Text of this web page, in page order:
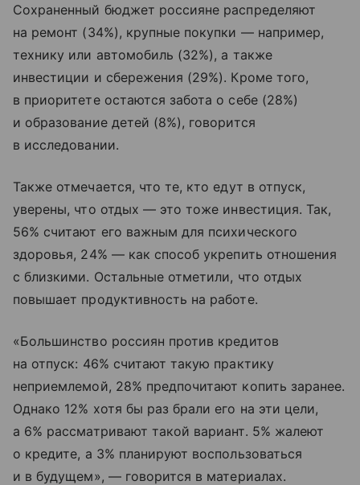
Сохраненный бюджет россияне распределяют
на ремонт (34%), крупные покупки — например,
технику или автомобиль (32%), а также
инвестиции и сбережения (29%). Кроме того,
в приоритете остаются забота о себе (28%)
и образование детей (8%), говорится
в исследовании.
Также отмечается, что те, кто едут в отпуск,
уверены, что отдых — это тоже инвестиция. Так,
56% считают его важным для психического
здоровья, 24% — как способ укрепить отношения
с близкими. Остальные отметили, что отдых
повышает продуктивность на работе.
«Большинство россиян против кредитов
на отпуск: 46% считают такую практику
неприемлемой, 28% предпочитают копить заранее.
Однако 12% хотя бы раз брали его на эти цели,
а 6% рассматривают такой вариант. 5% жалеют
о кредите, а 3% планируют воспользоваться
и в будущем», — говорится в материалах.